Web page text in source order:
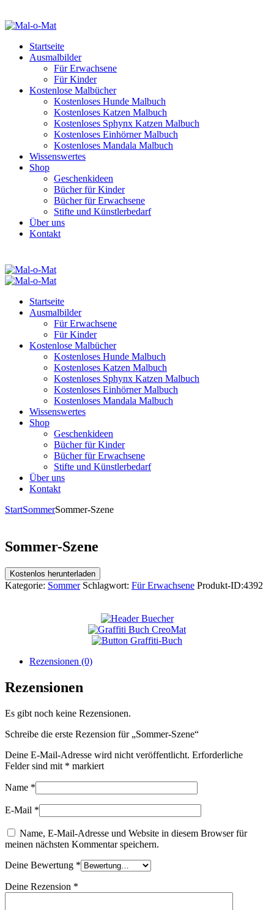
Startseite
Ausmalbilder
Für Erwachsene
Für Kinder
Kostenlose Malbücher
Kostenloses Hunde Malbuch
Kostenloses Katzen Malbuch
Kostenloses Sphynx Katzen Malbuch
Kostenloses Einhörner Malbuch
Kostenloses Mandala Malbuch
Wissenswertes
Shop
Geschenkideen
Bücher für Kinder
Bücher für Erwachsene
Stifte und Künstlerbedarf
Über uns
Kontakt
Startseite
Ausmalbilder
Für Erwachsene
Für Kinder
Kostenlose Malbücher
Kostenloses Hunde Malbuch
Kostenloses Katzen Malbuch
Kostenloses Sphynx Katzen Malbuch
Kostenloses Einhörner Malbuch
Kostenloses Mandala Malbuch
Wissenswertes
Shop
Geschenkideen
Bücher für Kinder
Bücher für Erwachsene
Stifte und Künstlerbedarf
Über uns
Kontakt
StartSommerSommer-Szene
Sommer-Szene
Kostenlos herunterladen
Kategorie: Sommer Schlagwort: Für Erwachsene Produkt-ID:4392
Rezensionen (0)
Rezensionen
Es gibt noch keine Rezensionen.
Schreibe die erste Rezension für „Sommer-Szene“
Deine E-Mail-Adresse wird nicht veröffentlicht. Erforderliche
Felder sind mit * markiert
Name *
E-Mail *
Name, E-Mail-Adresse und Website in diesem Browser für
meinen nächsten Kommentar speichern.
Deine Bewertung *
Deine Rezension *